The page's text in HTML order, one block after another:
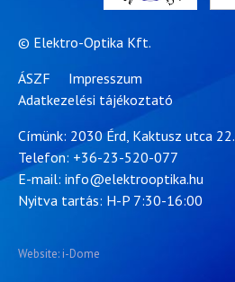
© Elektro-Optika Kft.
ÁSZF
Impresszum
Adatkezelési tájékoztató
Címünk: 2030 Érd, Kaktusz utca 22.
Telefon: +36-23-520-077
E-mail: info@elektrooptika.hu
Nyitva tartás: H-P 7:30-16:00
Website: i-Dome